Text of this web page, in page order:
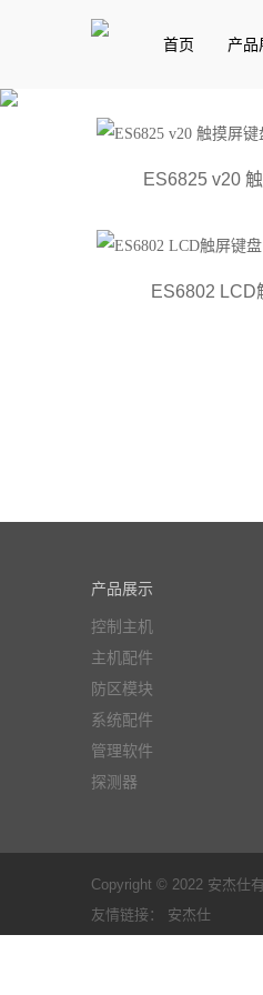
首页 产品
ES6825 v20
ES6802 LCD
产品展示
控制主机
主机配件
防区模块
系统配件
管理软件
探测器
Copyright © 2022 安杰仕
友情链接： 安杰仕